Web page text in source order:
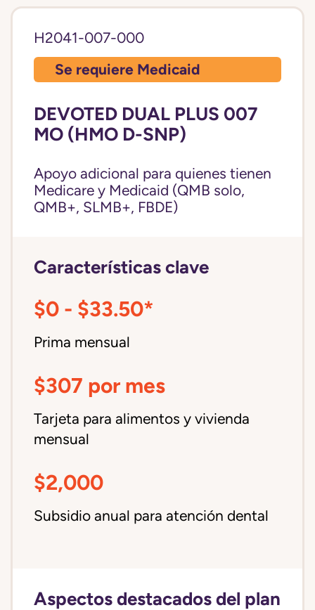
H2041-007-000
Se requiere Medicaid
DEVOTED DUAL PLUS 007
MO (HMO D-SNP)
Apoyo adicional para quienes tienen
Medicare y Medicaid (QMB solo,
QMB+, SLMB+, FBDE)
Características clave
$0 - $33.50*
Prima mensual
$307 por mes
Tarjeta para alimentos y vivienda
mensual
$2,000
Subsidio anual para atención dental
Aspectos destacados del plan